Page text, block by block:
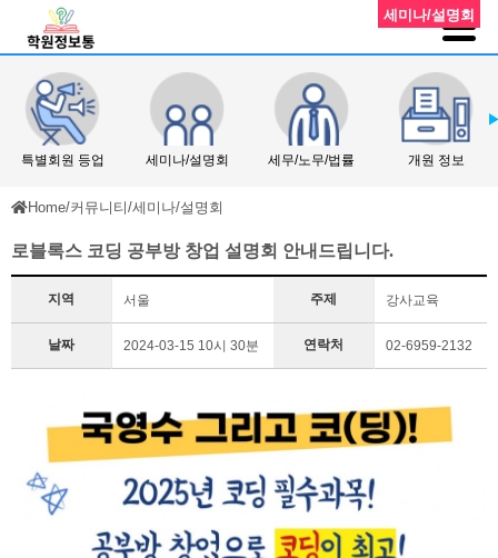
특별회원 등업 세미나/설명회 세무/노무/법률 개원 정보
Home/커뮤니티/세미나/설명회
세미나/설명회
로블록스 코딩 공부방 창업 설명회 안내드립니다.
지역 서울 주제 강사교육
날짜 2024-03-15 10시 30분 연락처 02-6959-2132